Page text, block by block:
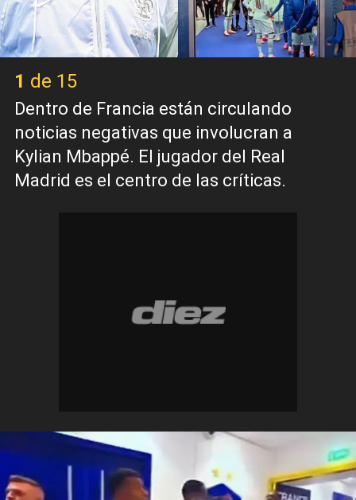
1 de 15
Dentro de Francia están circulando
noticias negativas que involucran a
Kylian Mbappé. El jugador del Real
Madrid es el centro de las críticas.